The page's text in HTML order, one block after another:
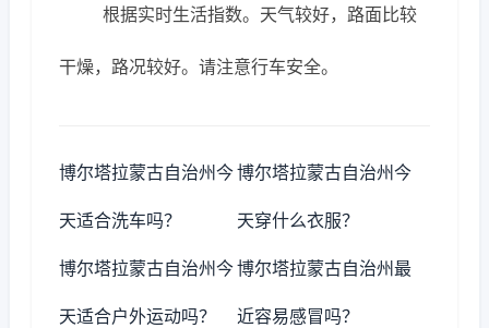
根据实时生活指数。天气较好，路面比较
干燥，路况较好。请注意行车安全。
博尔塔拉蒙古自治州今
天适合洗车吗？
博尔塔拉蒙古自治州今
天穿什么衣服？
博尔塔拉蒙古自治州今
天适合户外运动吗？
博尔塔拉蒙古自治州最
近容易感冒吗？